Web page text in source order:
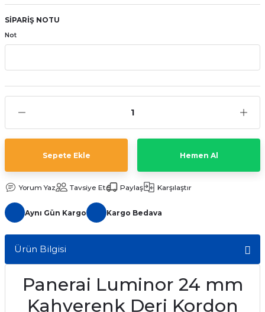
Pili
SİPARİŞ NOTU
Not
Sepete Ekle Hemen Al
Yorum Yaz Tavsiye Et Paylaş Karşılaştır
Aynı Gün Kargo Kargo Bedava
Ürün Bilgisi
Panerai Luminor 24 mm
Kahverenk Deri Kordon